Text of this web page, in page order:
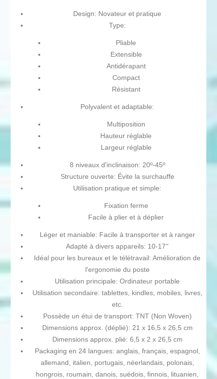
Design: Novateur et pratique
Type:
Pliable
Extensible
Antidérapant
Compact
Résistant
Polyvalent et adaptable:
Multiposition
Hauteur réglable
Largeur réglable
8 niveaux d'inclinaison: 20º-45º
Structure ouverte: Évite la surchauffe
Utilisation pratique et simple:
Fixation ferme
Facile à plier et à déplier
Léger et maniable: Facile à transporter et à ranger
Adapté à divers appareils: 10-17''
Idéal pour les bureaux et le télétravail: Amélioration de
l'ergonomie du poste
Utilisation principale: Ordinateur portable
Utilisation secondaire: tablettes, kindles, mobiles, livres,
etc.
Possède un étui de transport: TNT (Non Woven)
Dimensions approx. (déplié): 21 x 16,5 x 26,5 cm
Dimensions approx. plié: 6,5 x 2 x 26,5 cm
Packaging en 24 langues: anglais, français, espagnol,
allemand, italien, portugais, néerlandais, polonais,
hongrois, roumain, danois, suédois, finnois, lituanien,